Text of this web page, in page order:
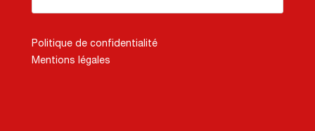
Politique de confidentialité
Mentions légales